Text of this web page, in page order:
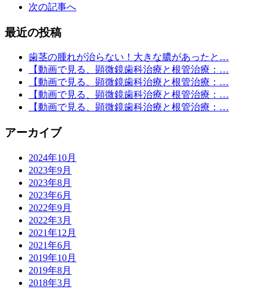
次の記事へ
最近の投稿
歯茎の腫れが治らない！大きな膿があったと…
【動画で見る、顕微鏡歯科治療と根管治療：…
【動画で見る、顕微鏡歯科治療と根管治療：…
【動画で見る、顕微鏡歯科治療と根管治療：…
【動画で見る、顕微鏡歯科治療と根管治療：…
アーカイブ
2024年10月
2023年9月
2023年8月
2023年6月
2022年9月
2022年3月
2021年12月
2021年6月
2019年10月
2019年8月
2018年3月